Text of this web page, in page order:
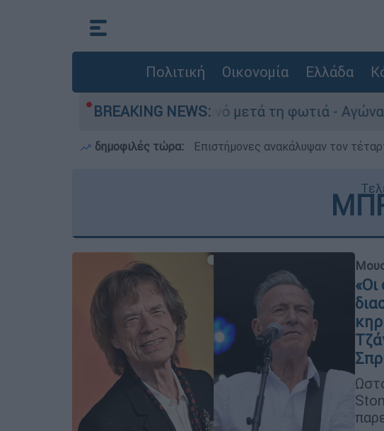
Πολιτική Οικονομία Ελλάδα
BREAKING NEWS:
Πόρτο Γερμανό μετά τη φωτιά - Αγώνας για
δημοφιλές τώρα: Επιστήμονες ανακάλυψαν τον
«Οι